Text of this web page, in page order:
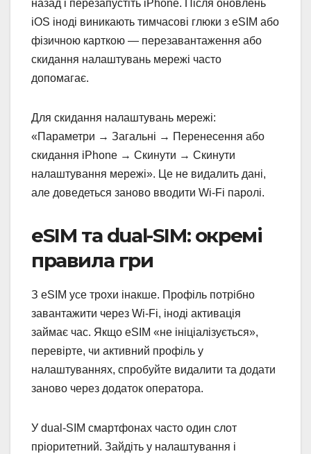
назад і перезапустіть iPhone. Після оновлень
iOS іноді виникають тимчасові глюки з eSIM або
фізичною карткою — перезавантаження або
скидання налаштувань мережі часто
допомагає.
Для скидання налаштувань мережі:
«Параметри → Загальні → Перенесення або
скидання iPhone → Скинути → Скинути
налаштування мережі». Це не видалить дані,
але доведеться заново вводити Wi-Fi паролі.
eSIM та dual-SIM: окремі
правила гри
З eSIM усе трохи інакше. Профіль потрібно
завантажити через Wi-Fi, іноді активація
займає час. Якщо eSIM «не ініціалізується»,
перевірте, чи активний профіль у
налаштуваннях, спробуйте видалити та додати
заново через додаток оператора.
У dual-SIM смартфонах часто один слот
пріоритетний. Зайдіть у налаштування і